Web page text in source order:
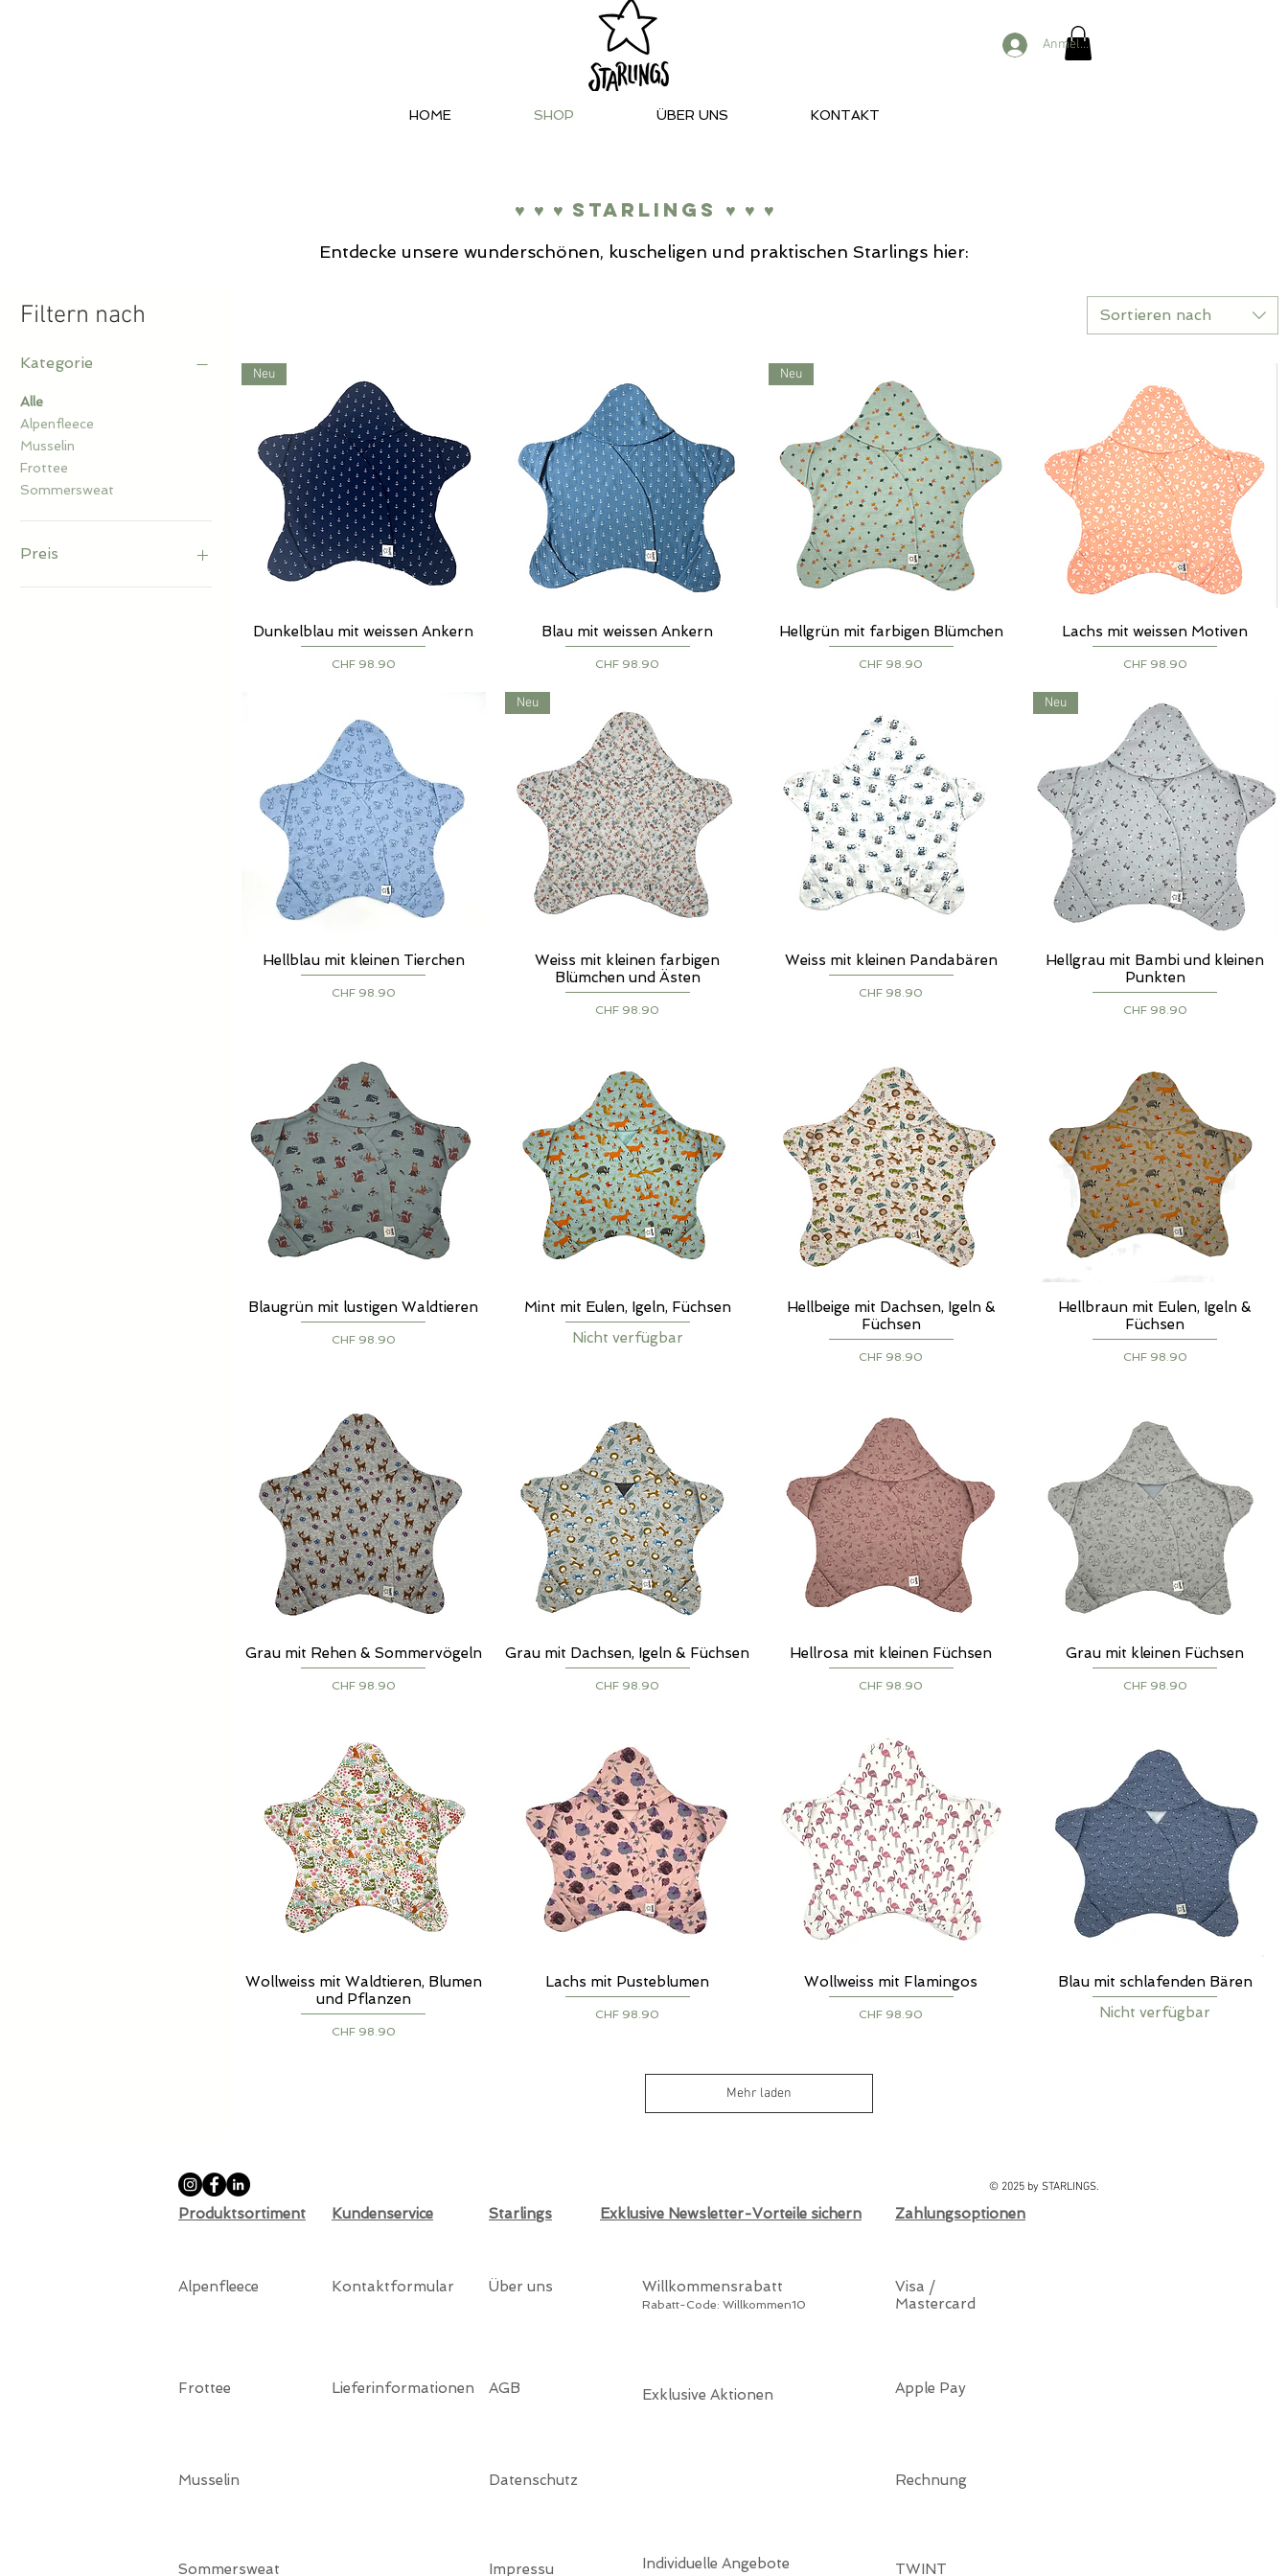
Anmelden
HOME SHOP ÜBER UNS KONTAKT
♥ ♥ ♥ Starlings ♥ ♥ ♥
Entdecke unsere wunderschönen, kuscheligen und praktischen Starlings hier:
Filtern nach
Kategorie
Alle
Alpenfleece
Musselin
Frottee
Sommersweat
Preis
Sortieren nach
Schnellansicht
Neu
Dunkelblau mit weissen Ankern
Preis
CHF 98.90
Schnellansicht
Blau mit weissen Ankern
Preis
CHF 98.90
Schnellansicht
Neu
Hellgrün mit farbigen Blümchen
Preis
CHF 98.90
Schnellansicht
Lachs mit weissen Motiven
Preis
CHF 98.90
Schnellansicht
Hellblau mit kleinen Tierchen
Preis
CHF 98.90
Schnellansicht
Neu
Weiss mit kleinen farbigen
Blümchen und Ästen
Preis
CHF 98.90
Schnellansicht
Weiss mit kleinen Pandabären
Preis
CHF 98.90
Schnellansicht
Neu
Hellgrau mit Bambi und kleinen
Punkten
Preis
CHF 98.90
Schnellansicht
Blaugrün mit lustigen Waldtieren
Preis
CHF 98.90
Schnellansicht
Mint mit Eulen, Igeln, Füchsen
Nicht verfügbar
Schnellansicht
Hellbeige mit Dachsen, Igeln &
Füchsen
Preis
CHF 98.90
Schnellansicht
Hellbraun mit Eulen, Igeln &
Füchsen
Preis
CHF 98.90
Schnellansicht
Grau mit Rehen & Sommervögeln
Preis
CHF 98.90
Schnellansicht
Grau mit Dachsen, Igeln & Füchsen
Preis
CHF 98.90
Schnellansicht
Hellrosa mit kleinen Füchsen
Preis
CHF 98.90
Schnellansicht
Grau mit kleinen Füchsen
Preis
CHF 98.90
Schnellansicht
Wollweiss mit Waldtieren, Blumen
und Pflanzen
Preis
CHF 98.90
Schnellansicht
Lachs mit Pusteblumen
Preis
CHF 98.90
Schnellansicht
Wollweiss mit Flamingos
Preis
CHF 98.90
Schnellansicht
Blau mit schlafenden Bären
Nicht verfügbar
Mehr laden
Produktsortiment
© 2025 by STARLINGS.
Kundenservice Starlings Exklusive Newsletter-Vorteile sichern Zahlungsoptionen
Alpenfleece Kontaktformular Über uns Willkommensrabatt
Rabatt-Code: Willkommen10
Visa /
Mastercard
Frottee Lieferinformationen AGB Exklusive Aktionen Apple Pay
Musselin
Sommersweat
Datenschutz Rechnung
Impressu Individuelle Angebote TWINT